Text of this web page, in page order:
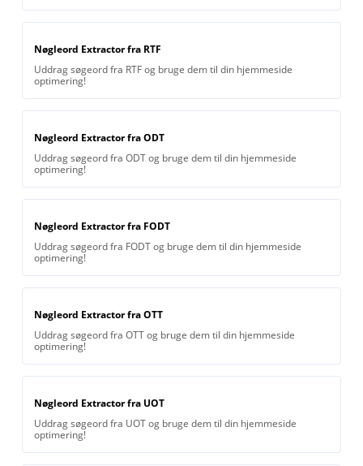
Nøgleord Extractor fra RTF
Uddrag søgeord fra RTF og bruge dem til din hjemmeside
optimering!
Nøgleord Extractor fra ODT
Uddrag søgeord fra ODT og bruge dem til din hjemmeside
optimering!
Nøgleord Extractor fra FODT
Uddrag søgeord fra FODT og bruge dem til din hjemmeside
optimering!
Nøgleord Extractor fra OTT
Uddrag søgeord fra OTT og bruge dem til din hjemmeside
optimering!
Nøgleord Extractor fra UOT
Uddrag søgeord fra UOT og bruge dem til din hjemmeside
optimering!